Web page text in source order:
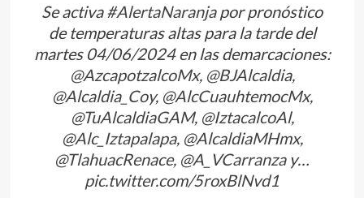
Se activa#AlertaNaranjapor pronóstico
de temperaturas altas para la tarde del
martes 04/06/2024 en las demarcaciones:
@AzcapotzalcoMx, @BJAlcaldia,
@Alcaldia_Coy, @AlcCuauhtemocMx,
@TuAlcaldiaGAM, @IztacalcoAl,
@Alc_Iztapalapa, @AlcaldiaMHmx,
@TlahuacRenace, @A_VCarranzay…
pic.twitter.com/5roxBlNvd1